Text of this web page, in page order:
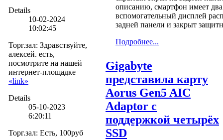
Details
10-02-2024
10:02:45
Торг.зал: Здравствуйте,
алексей. есть,
посмотрите на нашей
интернет-площадке
«link»
Details
05-10-2023
6:20:11
Торг.зал: Есть, 100руб
описанию, смартфон имеет
вспомогательный дисплей
задней панели и закрыт
Подробнее...
Gigabyte
представила карту
Aorus Gen5 AIC
Adaptor с
поддержкой четырёх
SSD